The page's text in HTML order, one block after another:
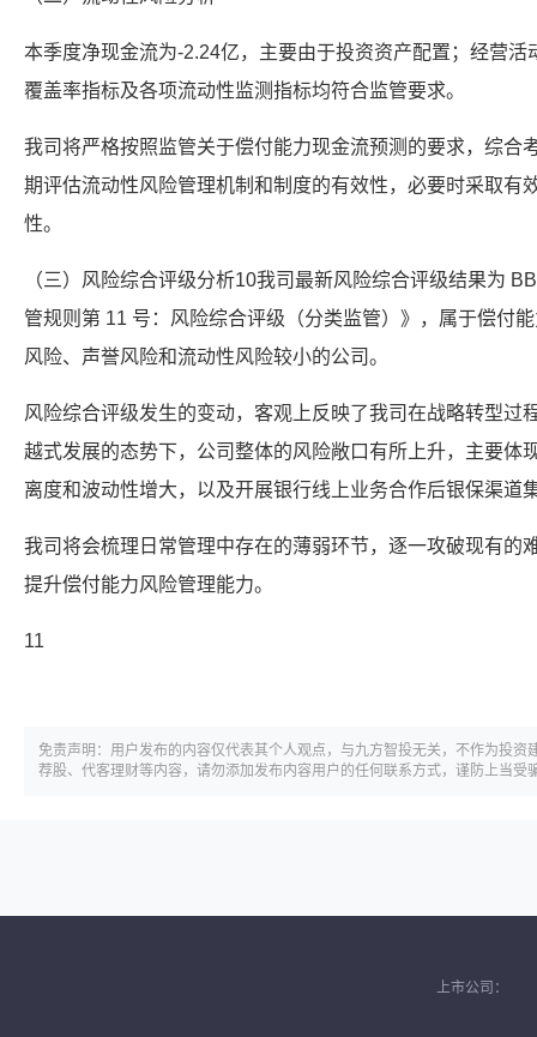
本季度净现金流为-2.24亿，主要由于投资资产配置；经营
覆盖率指标及各项流动性监测指标均符合监管要求。
我司将严格按照监管关于偿付能力现金流预测的要求，综合
期评估流动性风险管理机制和制度的有效性，必要时采取有
性。
（三）风险综合评级分析10我司最新风险综合评级结果为
管规则第 11 号：风险综合评级（分类监管）》，属于偿付
风险、声誉风险和流动性风险较小的公司。
风险综合评级发生的变动，客观上反映了我司在战略转型过
越式发展的态势下，公司整体的风险敞口有所上升，主要体
离度和波动性增大，以及开展银行线上业务合作后银保渠道
我司将会梳理日常管理中存在的薄弱环节，逐一攻破现有的
提升偿付能力风险管理能力。
11
免责声明：用户发布的内容仅代表其个人观点，与九方智投无关，不作为投
荐股、代客理财等内容，请勿添加发布内容用户的任何联系方式，谨防上当受
上市公司：